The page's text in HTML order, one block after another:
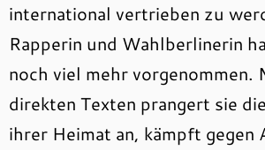
international vertrieben zu
Rapperin und Wahlberlinerin
noch viel mehr vorgenommen.
direkten Texten prangert sie
ihrer Heimat an, kämpft gegen